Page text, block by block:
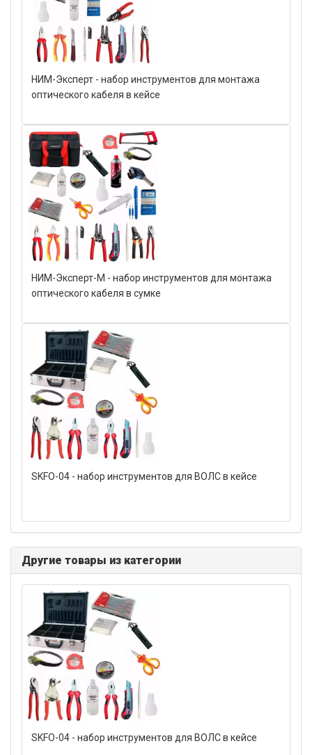
НИМ-Эксперт - набор инструментов для монтажа
оптического кабеля в кейсе
НИМ-Эксперт-М - набор инструментов для монтажа
оптического кабеля в сумке
SKFO-04 - набор инструментов для ВОЛС в кейсе
Другие товары из категории
SKFO-04 - набор инструментов для ВОЛС в кейсе